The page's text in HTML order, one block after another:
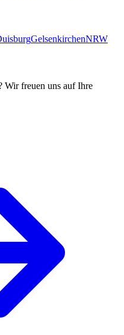
GelsenkirchenNRW
Wir freuen uns auf Ihre